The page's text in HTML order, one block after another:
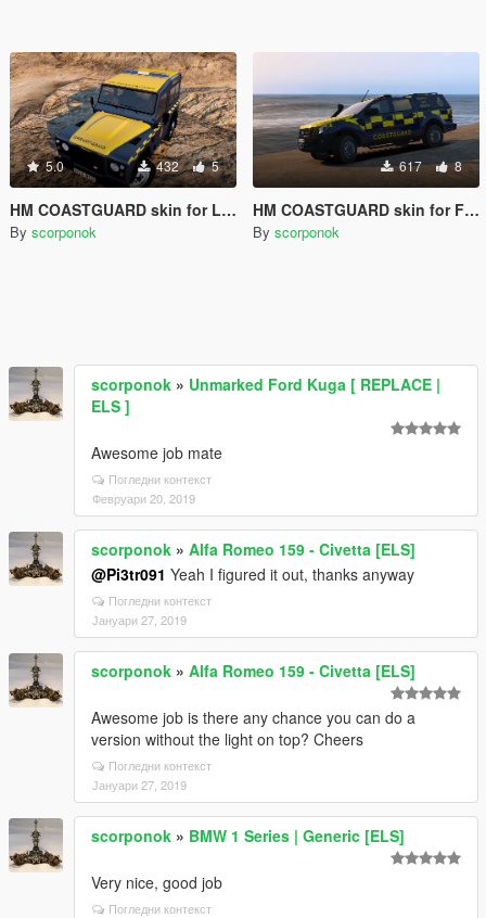
5.0 432 5
HM COASTGUARD skin for Land Rover
By scorponok
617 8
HM COASTGUARD skin for Ford Ranger
By scorponok
scorponok » Unmarked Ford Kuga [ REPLACE |
ELS ]
Awesome job mate
Погледни контекст
Февруари 20, 2019
scorponok » Alfa Romeo 159 - Civetta [ELS]
@Pi3tr091 Yeah I figured it out, thanks anyway
Погледни контекст
Јануари 27, 2019
scorponok » Alfa Romeo 159 - Civetta [ELS]
Awesome job is there any chance you can do a
version without the light on top? Cheers
Погледни контекст
Јануари 27, 2019
scorponok » BMW 1 Series | Generic [ELS]
Very nice, good job
Погледни контекст